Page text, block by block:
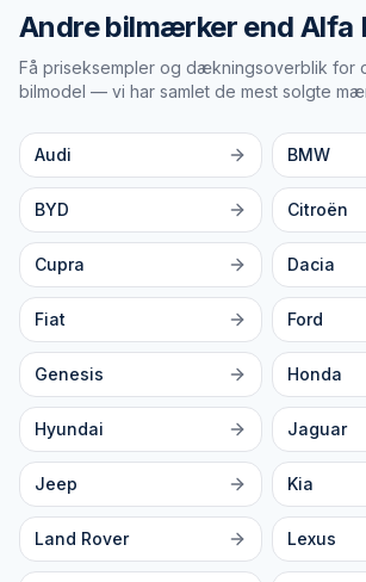
Andre bilmærker end Alfa
Få priseksempler og dækningsoverblik for
bilmodel — vi har samlet de mest solgte
Audi BMW
BYD Citroën
Cupra Dacia
Fiat Ford
Genesis Honda
Hyundai Jaguar
Jeep Kia
Land Rover Lexus